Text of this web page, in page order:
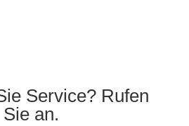
Service? Rufen
Sie an.